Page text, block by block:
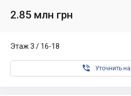
2.85 млн грн
Этаж 3 / 16-18
 Уточнить